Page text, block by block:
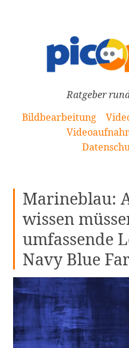
Ratgeber
Bildbearbeitung
Marineblau:
wissen
umfassende
Navy Blue